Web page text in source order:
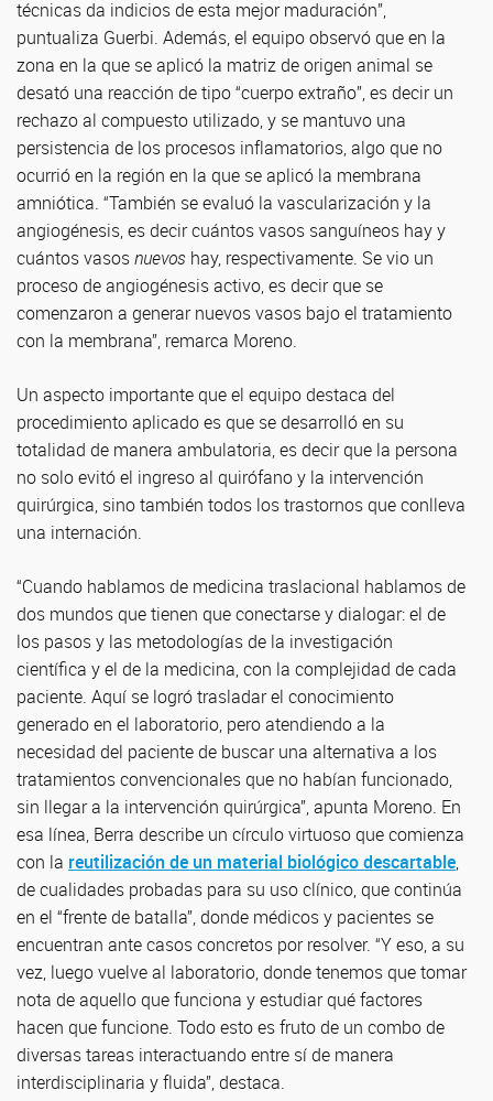
técnicas da indicios de esta mejor maduración”,
puntualiza Guerbi. Además, el equipo observó que en la
zona en la que se aplicó la matriz de origen animal se
desató una reacción de tipo “cuerpo extraño”, es decir un
rechazo al compuesto utilizado, y se mantuvo una
persistencia de los procesos inflamatorios, algo que no
ocurrió en la región en la que se aplicó la membrana
amniótica. “También se evaluó la vascularización y la
angiogénesis, es decir cuántos vasos sanguíneos hay y
cuántos vasosnuevos hay, respectivamente. Se vio un
proceso de angiogénesis activo, es decir que se
comenzaron a generar nuevos vasos bajo el tratamiento
con la membrana”, remarca Moreno.
Un aspecto importante que el equipo destaca del
procedimiento aplicado es que se desarrolló en su
totalidad de manera ambulatoria, es decir que la persona
no solo evitó el ingreso al quirófano y la intervención
quirúrgica, sino también todos los trastornos que conlleva
una internación.
“Cuando hablamos de medicina traslacional hablamos de
dos mundos que tienen que conectarse y dialogar: el de
los pasos y las metodologías de la investigación
científica y el de la medicina, con la complejidad de cada
paciente. Aquí se logró trasladar el conocimiento
generado en el laboratorio, pero atendiendo a la
necesidad del paciente de buscar una alternativa a los
tratamientos convencionales que no habían funcionado,
sin llegar a la intervención quirúrgica”, apunta Moreno. En
esa línea, Berra describe un círculo virtuoso que comienza
con la reutilización de un material biológico descartable,
de cualidades probadas para su uso clínico, que continúa
en el “frente de batalla”, donde médicos y pacientes se
encuentran ante casos concretos por resolver. “Y eso, a su
vez, luego vuelve al laboratorio, donde tenemos que tomar
nota de aquello que funciona y estudiar qué factores
hacen que funcione. Todo esto es fruto de un combo de
diversas tareas interactuando entre sí de manera
interdisciplinaria y fluida”, destaca.